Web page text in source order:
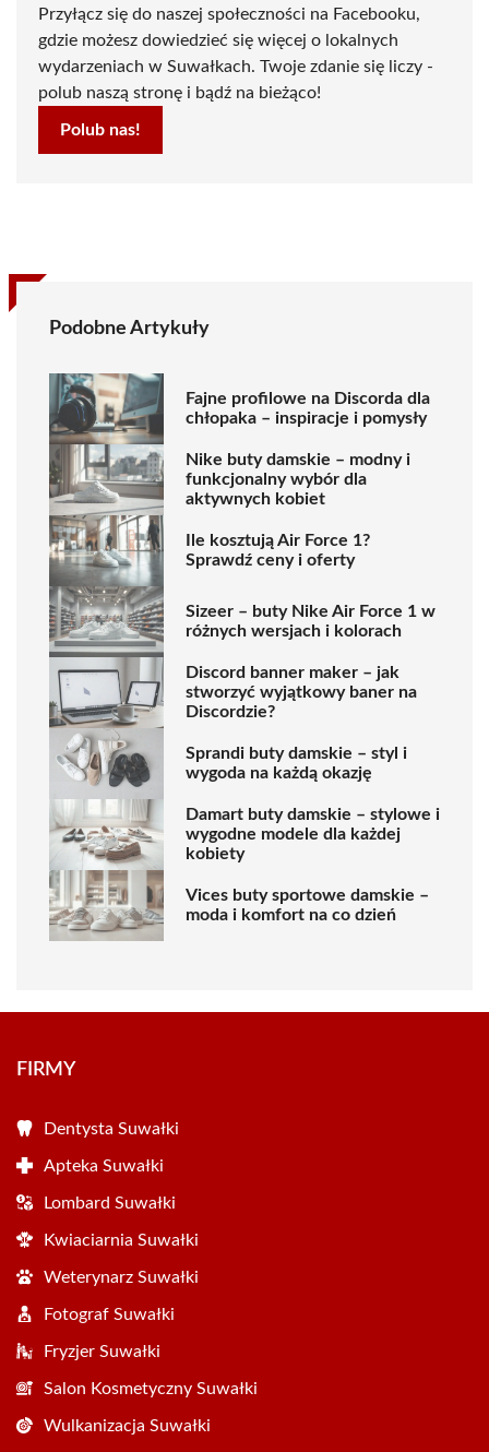
Przyłącz się do naszej społeczności na Facebooku,
gdzie możesz dowiedzieć się więcej o lokalnych
wydarzeniach w Suwałkach. Twoje zdanie się liczy -
polub naszą stronę i bądź na bieżąco!
Polub nas!
Podobne Artykuły
Fajne profilowe na Discorda dla
chłopaka – inspiracje i pomysły
Nike buty damskie – modny i
funkcjonalny wybór dla
aktywnych kobiet
Ile kosztują Air Force 1?
Sprawdź ceny i oferty
Sizeer – buty Nike Air Force 1 w
różnych wersjach i kolorach
Discord banner maker – jak
stworzyć wyjątkowy baner na
Discordzie?
Sprandi buty damskie – styl i
wygoda na każdą okazję
Damart buty damskie – stylowe i
wygodne modele dla każdej
kobiety
Vices buty sportowe damskie –
moda i komfort na co dzień
FIRMY
Dentysta Suwałki
Apteka Suwałki
Lombard Suwałki
Kwiaciarnia Suwałki
Weterynarz Suwałki
Fotograf Suwałki
Fryzjer Suwałki
Salon Kosmetyczny Suwałki
Wulkanizacja Suwałki